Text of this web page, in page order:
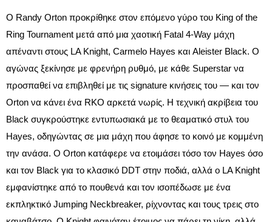
Ο Randy Orton προκρίθηκε στον επόμενο γύρο του King of the
Ring Tournament μετά από μια χαοτική Fatal 4-Way μάχη
απέναντι στους LA Knight, Carmelo Hayes και Aleister Black. Ο
αγώνας ξεκίνησε με φρενήρη ρυθμό, με κάθε Superstar να
προσπαθεί να επιβληθεί με τις signature κινήσεις του — και τον
Orton να κάνει ένα RKO αρκετά νωρίς. Η τεχνική ακρίβεια του
Black συγκρούστηκε εντυπωσιακά με το θεαματικό στυλ του
Hayes, οδηγώντας σε μια μάχη που άφησε το κοινό με κομμένη
την ανάσα. Ο Orton κατάφερε να ετοιμάσει τόσο τον Hayes όσο
και τον Black για το κλασικό DDT στην ποδιά, αλλά ο LA Knight
εμφανίστηκε από το πουθενά και τον ισοπέδωσε με ένα
εκπληκτικό Jumping Neckbreaker, ρίχνοντας και τους τρεις στο